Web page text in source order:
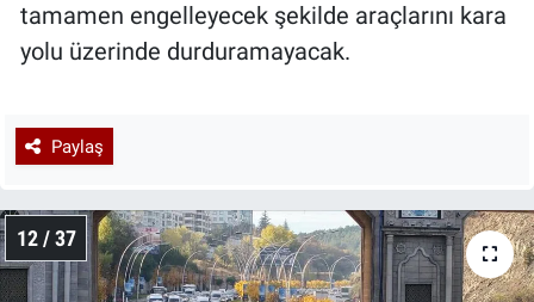
tamamen engelleyecek şekilde araçlarını kara
yolu üzerinde durduramayacak.
Paylaş
12 / 37